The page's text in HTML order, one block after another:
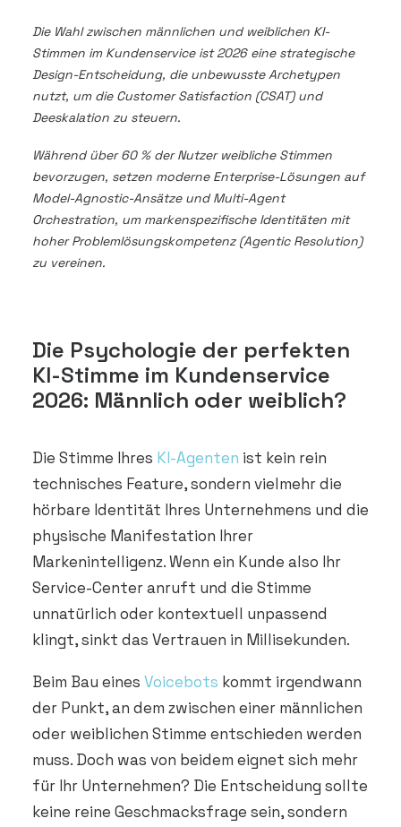
Die Wahl zwischen männlichen und weiblichen KI-
Stimmen im Kundenservice ist 2026 eine strategische
Design-Entscheidung, die unbewusste Archetypen
nutzt, um die Customer Satisfaction (CSAT) und
Deeskalation zu steuern.
Während über 60 % der Nutzer weibliche Stimmen
bevorzugen, setzen moderne Enterprise-Lösungen auf
Model-Agnostic-Ansätze und Multi-Agent
Orchestration, um markenspezifische Identitäten mit
hoher Problemlösungskompetenz (Agentic Resolution)
zu vereinen.
Die Psychologie der perfekten
KI-Stimme im Kundenservice
2026: Männlich oder weiblich?
Die Stimme Ihres KI-Agenten ist kein rein
technisches Feature, sondern vielmehr die
hörbare Identität Ihres Unternehmens und die
physische Manifestation Ihrer
Markenintelligenz. Wenn ein Kunde also Ihr
Service-Center anruft und die Stimme
unnatürlich oder kontextuell unpassend
klingt, sinkt das Vertrauen in Millisekunden.
Beim Bau eines Voicebots kommt irgendwann
der Punkt, an dem zwischen einer männlichen
oder weiblichen Stimme entschieden werden
muss. Doch was von beidem eignet sich mehr
für Ihr Unternehmen? Die Entscheidung sollte
keine reine Geschmacksfrage sein, sondern